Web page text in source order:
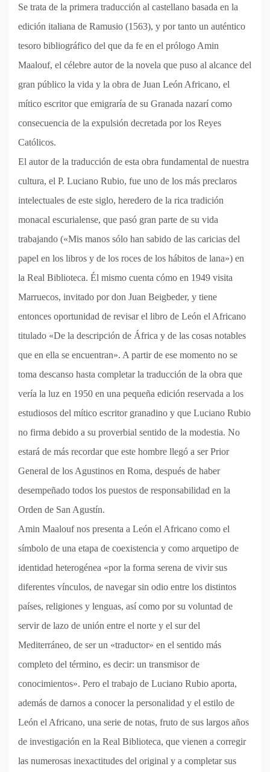
Se trata de la primera traducción al castellano basada en la
edición italiana de Ramusio (1563), y por tanto un auténtico
tesoro bibliográfico del que da fe en el prólogo Amin
Maalouf, el célebre autor de la novela que puso al alcance del
gran público la vida y la obra de Juan León Africano, el
mítico escritor que emigraría de su Granada nazarí como
consecuencia de la expulsión decretada por los Reyes
Católicos.
El autor de la traducción de esta obra fundamental de nuestra
cultura, el P. Luciano Rubio, fue uno de los más preclaros
intelectuales de este siglo, heredero de la rica tradición
monacal escurialense, que pasó gran parte de su vida
trabajando («Mis manos sólo han sabido de las caricias del
papel en los libros y de los roces de los hábitos de lana») en
la Real Biblioteca. Él mismo cuenta cómo en 1949 visita
Marruecos, invitado por don Juan Beigbeder, y tiene
entonces oportunidad de revisar el libro de León el Africano
titulado «De la descripción de África y de las cosas notables
que en ella se encuentran». A partir de ese momento no se
toma descanso hasta completar la traducción de la obra que
vería la luz en 1950 en una pequeña edición reservada a los
estudiosos del mítico escritor granadino y que Luciano Rubio
no firma debido a su proverbial sentido de la modestia. No
estará de más recordar que este hombre llegó a ser Prior
General de los Agustinos en Roma, después de haber
desempeñado todos los puestos de responsabilidad en la
Orden de San Agustín.
Amin Maalouf nos presenta a León el Africano como el
símbolo de una etapa de coexistencia y como arquetipo de
identidad heterogénea «por la forma serena de vivir sus
diferentes vínculos, de navegar sin odio entre los distintos
países, religiones y lenguas, así como por su voluntad de
servir de lazo de unión entre el norte y el sur del
Mediterráneo, de ser un «traductor» en el sentido más
completo del término, es decir: un transmisor de
conocimientos». Pero el trabajo de Luciano Rubio aporta,
además de darnos a conocer la personalidad y el estilo de
León el Africano, una serie de notas, fruto de sus largos años
de investigación en la Real Biblioteca, que vienen a corregir
las numerosas inexactitudes del original y a completar sus